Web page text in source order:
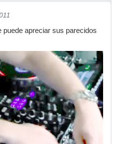
puede apreciar sus parecidos